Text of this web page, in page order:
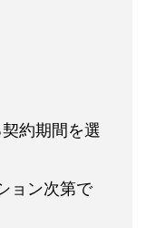
約期間を選
ョン次第で